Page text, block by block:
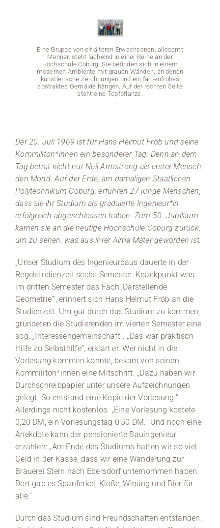
Stellenangebote
News
Veranstaltungen
Eine Gruppe von elf älteren Erwachsenen, allesamt
Männer, steht lächelnd in einer Reihe an der
Hochschule Coburg. Sie befinden sich in einem
modernen Ambiente mit grauen Wänden, an denen
künstlerische Zeichnungen und ein farbenfrohes
abstraktes Gemälde hängen. Auf der rechten Seite
steht eine Topfpflanze.
Der 20. Juli 1969 ist für Hans Helmut Fröb und seine
Kommiliton*innen ein besonderer Tag. Denn an dem
Tag betrat nicht nur Neil Armstrong als erster Mensch
den Mond. Auf der Erde, am damaligen Staatlichen
Polytechnikum Coburg, erfuhren 27 junge Menschen,
dass sie ihr Studium als graduierte Ingenieur*in
erfolgreich abgeschlossen haben. Zum 50. Jubiläum
kamen sie an die heutige Hochschule Coburg zurück,
um zu sehen, was aus ihrer Alma Mater geworden ist.
„Unser Studium des Ingenieurbaus dauerte in der
Regelstudienzeit sechs Semester. Knackpunkt was
im dritten Semester das Fach ‚Darstellende
Geometrie‘“, erinnert sich Hans Helmut Fröb an die
Studienzeit. Um gut durch das Studium zu kommen,
gründeten die Studierenden im vierten Semester eine
sog. „Interessengemeinschaft“. „Das war praktisch
Hilfe zu Selbsthilfe“, erklärt er. Wer nicht in die
Vorlesung kommen konnte, bekam von seinen
Kommiliton*innen eine Mitschrift. „Dazu haben wir
Durchschreibpapier unter unsere Aufzeichnungen
gelegt. So entstand eine Kopie der Vorlesung.“
Allerdings nicht kostenlos. „Eine Vorlesung kostete
0,20 DM, ein Vorlesungstag 0,50 DM.“ Und noch eine
Anekdote kann der pensionierte Bauingenieur
erzählen: „Am Ende des Studiums hatten wir so viel
Geld in der Kasse, dass wir eine Wanderung zur
Brauerei Stern nach Ebersdorf unternommen haben.
Dort gab es Spanferkel, Klöße, Wirsing und Bier für
alle.“
Durch das Studium sind Freundschaften entstanden,